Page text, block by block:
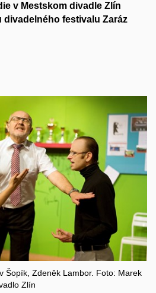
v Mestskom divadle Zlín
divadelného festivalu Zaráz
Šopík, Zdeněk Lambor. Foto: Marek
Zlín